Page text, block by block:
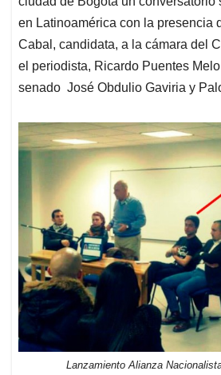
en Latinoamérica con la presencia
Cabal, candidata, a la cámara del
el periodista, Ricardo Puentes
senado José Obdulio Gaviria y
Lanzamiento Alianza